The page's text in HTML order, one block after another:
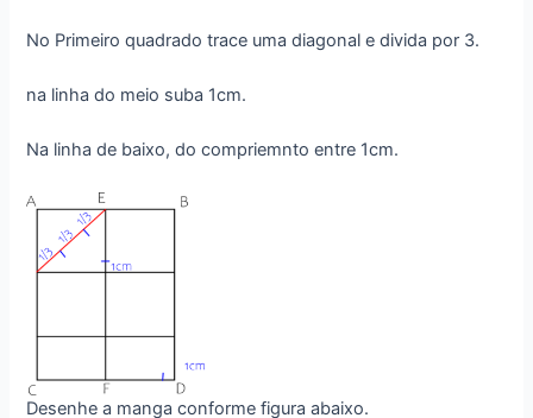
No Primeiro quadrado trace uma diagonal e divida por 3.
na linha do meio suba 1cm.
Na linha de baixo, do compriemnto entre 1cm.
Desenhe a manga conforme figura abaixo.